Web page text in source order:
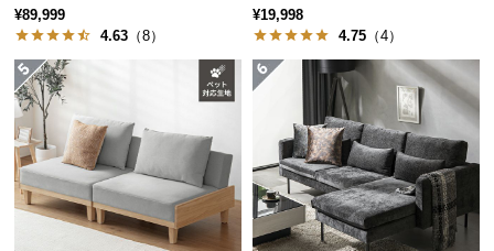
お
客
様
サ
ポ
イル
¥89,999
4.63 （8）
タイプ リクライニング
¥19,998
4.75 （4）